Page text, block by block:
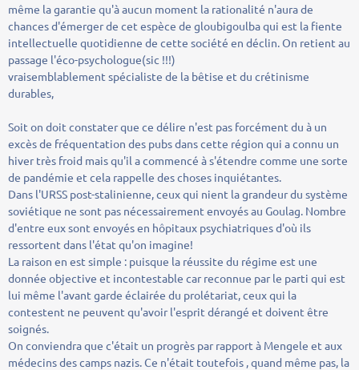
même la garantie qu'à aucun moment la rationalité n'aura de
chances d'émerger de cet espèce de gloubigoulba qui est la fiente
intellectuelle quotidienne de cette société en déclin. On retient au
passage l'éco-psychologue(sic !!!)
vraisemblablement spécialiste de la bêtise et du crétinisme
durables,
Soit on doit constater que ce délire n'est pas forcément du à un
excès de fréquentation des pubs dans cette région qui a connu un
hiver très froid mais qu'il a commencé à s'étendre comme une sorte
de pandémie et cela rappelle des choses inquiétantes.
Dans l'URSS post-stalinienne, ceux qui nient la grandeur du système
soviétique ne sont pas nécessairement envoyés au Goulag. Nombre
d'entre eux sont envoyés en hôpitaux psychiatriques d'où ils
ressortent dans l'état qu'on imagine!
La raison en est simple : puisque la réussite du régime est une
donnée objective et incontestable car reconnue par le parti qui est
lui même l'avant garde éclairée du prolétariat, ceux qui la
contestent ne peuvent qu'avoir l'esprit dérangé et doivent être
soignés.
On conviendra que c'était un progrès par rapport à Mengele et aux
médecins des camps nazis. Ce n'était toutefois , quand même pas, la